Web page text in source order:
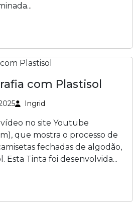
com Plastisol
Ingrid
no site Youtube
que mostra o processo de
fechadas de algodão,
Esta Tinta foi desenvolvida...